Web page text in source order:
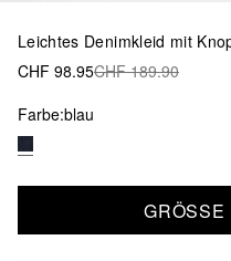
Leichtes Denimkleid mit
CHF 98.95CHF 189.90
Farbe:blau
GRÖSSE